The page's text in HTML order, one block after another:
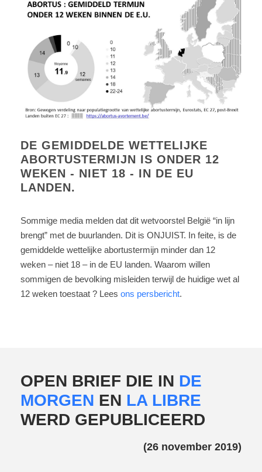
DE GEMIDDELDE WETTELIJKE
ABORTUSTERMIJN IS ONDER 12
WEKEN - NIET 18 - IN DE EU
LANDEN.
Sommige media melden dat dit wetvoorstel België “in lijn
brengt” met de buurlanden. Dit is ONJUIST. In feite, is de
gemiddelde wettelijke abortustermijn minder dan 12
weken – niet 18 – in de EU landen. Waarom willen
sommigen de bevolking misleiden terwijl de huidige wet al
12 weken toestaat ? Lees ons persbericht.
OPEN BRIEF DIE IN DE
MORGEN EN LA LIBRE
WERD GEPUBLICEERD
(26 november 2019)